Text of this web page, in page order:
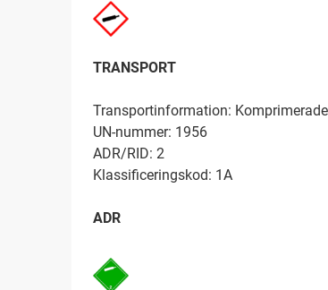
TRANSPORT
Transportinformation:
UN-nummer: 1956
ADR/RID: 2
Klassificeringskod: 1A
ADR